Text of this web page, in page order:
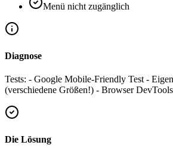
Menü nicht zugänglich
Diagnose
Tests: - Google Mobile-Friendly Test -
(verschiedene Größen!) - Browser
Die Lösung